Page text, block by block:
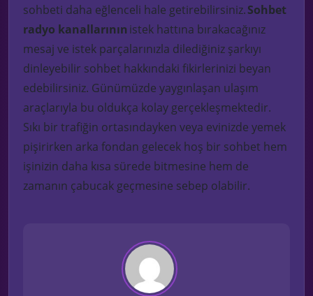
sohbeti daha eğlenceli hale getirebilirsiniz.Sohbet
radyo kanallarınınistek hattına bırakacağınız
mesaj ve istek parçalarınızla dilediğiniz şarkıyı
dinleyebilir sohbet hakkındaki fikirlerinizi beyan
edebilirsiniz. Günümüzde yaygınlaşan ulaşım
araçlarıyla bu oldukça kolay gerçekleşmektedir.
Sıkı bir trafiğin ortasındayken veya evinizde yemek
pişirirken arka fondan gelecek hoş bir sohbet hem
işinizin daha kısa sürede bitmesine hem de
zamanın çabucak geçmesine sebep olabilir.